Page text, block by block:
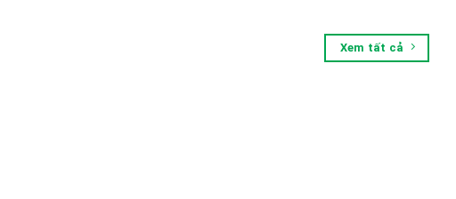
Xem tất cả